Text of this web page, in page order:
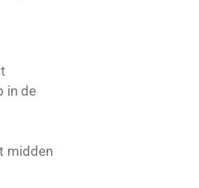
in de
midden